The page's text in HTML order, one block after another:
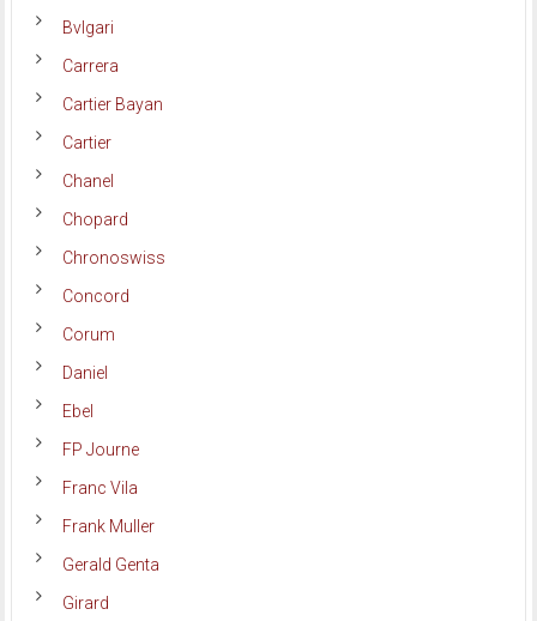
Bvlgari
Carrera
Cartier Bayan
Cartier
Chanel
Chopard
Chronoswiss
Concord
Corum
Daniel
Ebel
FP Journe
Franc Vila
Frank Muller
Gerald Genta
Girard